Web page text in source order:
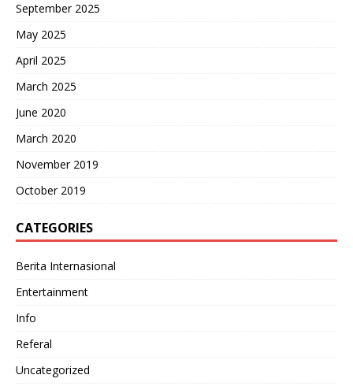
September 2025
May 2025
April 2025
March 2025
June 2020
March 2020
November 2019
October 2019
CATEGORIES
Berita Internasional
Entertainment
Info
Referal
Uncategorized